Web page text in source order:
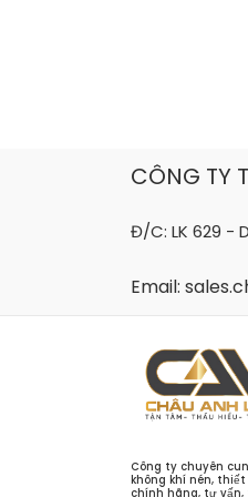
CÔNG TY
Đ/C: LK 629 -
Email:
Công ty chuyên
không khí nén,
chính hãng, tư vấn,